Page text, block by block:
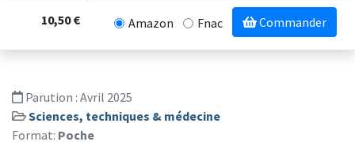
10,50 €
Amazon Fnac Commander
Parution : Avril 2025
Sciences, techniques & médecine
Format: Poche